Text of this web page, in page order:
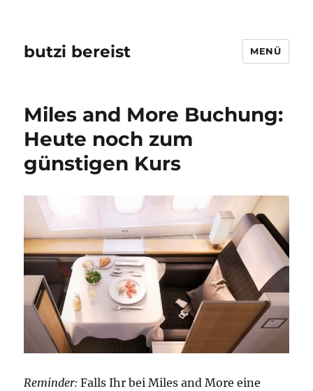
butzi bereist MENÜ
Miles and More Buchung:
Heute noch zum
günstigen Kurs
Reminder: Falls Ihr bei Miles and More eine